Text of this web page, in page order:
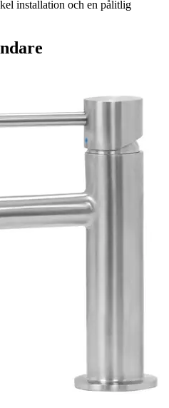
installation och en pålitlig